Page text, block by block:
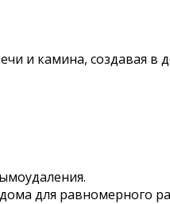
и камина, создавая в
для равномерного